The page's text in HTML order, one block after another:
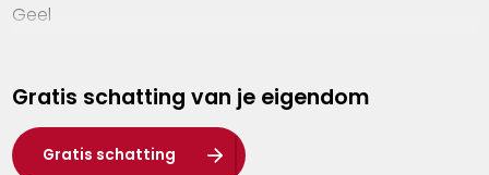
Geel
Hasselt
Heist-op-den-Berg
Gratis schatting van je eigendom
Gratis schatting